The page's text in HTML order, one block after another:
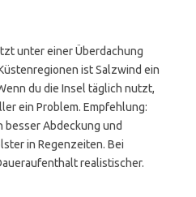
unter einer Überdachung
ist Salzwind ein
du die Insel täglich nutzt,
ein Problem. Empfehlung:
Abdeckung und
in Regenzeiten. Bei
realistischer.